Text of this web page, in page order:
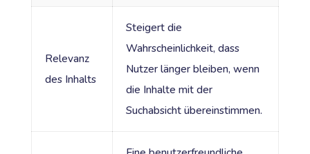
Relevanz
des Inhalts
Steigert die
Wahrscheinlichkeit, dass
Nutzer länger bleiben, wenn
die Inhalte mit der
Suchabsicht übereinstimmen.